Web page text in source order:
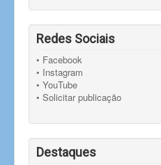
Redes Sociais
• Facebook
• Instagram
• YouTube
• Solicitar publicação
Destaques